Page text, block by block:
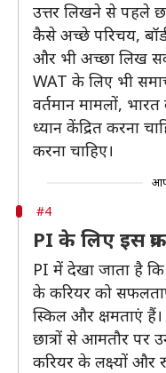
उत्तर लिखने से पहले
कैसे अच्छे परिचय,
और भी अच्छा लिख
WAT के लिए भी
वर्तमान मामलों,
ध्यान केंद्रित करना
करना चाहिए।
#4
PI के लिए इस
PI में देखा जाता है
के करियर को
स्किल और क्षमताएं हैं।
छात्रों से आमतौर पर
करियर के लक्ष्यों